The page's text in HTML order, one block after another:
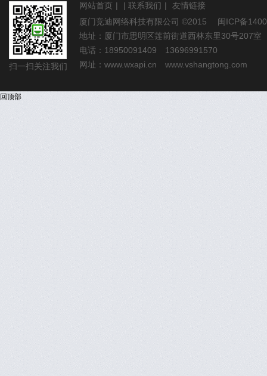
扫一扫关注我们
网站首页 | | 联系我们 |
友情链接
厦门竞迪网络科技有限公司 ©2015 闽ICP备
地址：厦门市思明区莲前街道西林东里30号207室
电话：18950091409 13696991570
网址： www.wxapi.cn www.vshangtong.com
回顶部